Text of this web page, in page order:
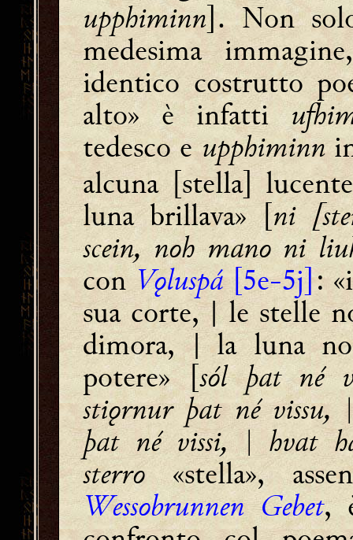
upphiminn]. Non
medesima
identico costrutto
alto» è infatti
tedesco eupphiminn
alcuna [stella]
luna brillava» [ni
scein, noh mano ni
conVǫluspá[5e-5j]:
sua corte, | le stelle
dimora, | la luna
potere» [sól þat né
stiǫrnur þat né
þat né vissi, | hvat
sterro«stella»,
Wessobrunnen Gebet,